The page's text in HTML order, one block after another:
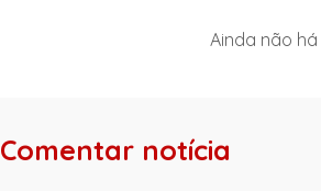
Ainda não
Comentar notícia